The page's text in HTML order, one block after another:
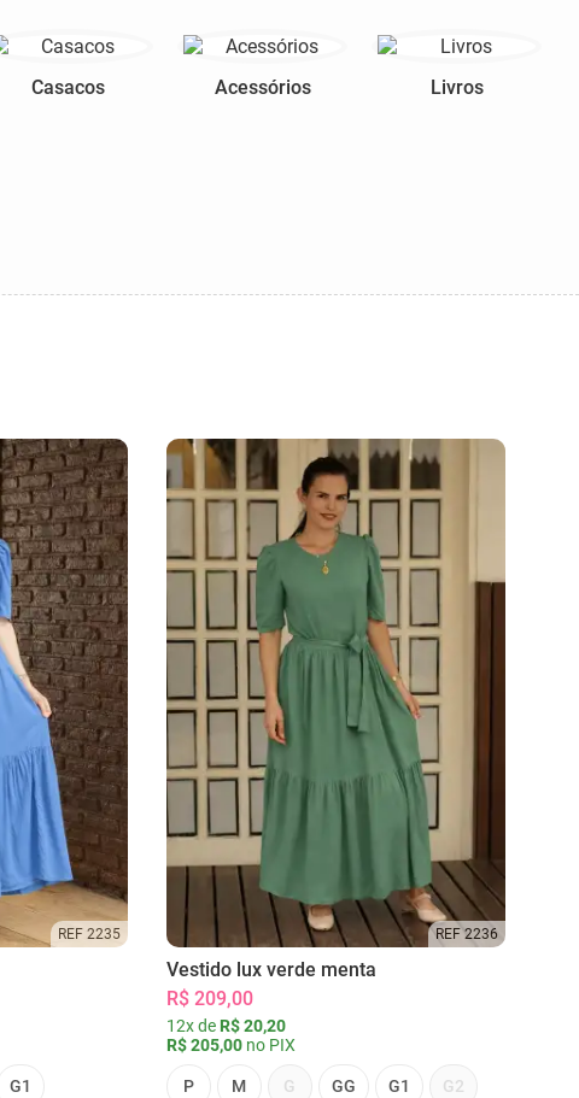
Casacos Acessórios Livros
REF 2235
G1
REF 2236
Vestido lux verde menta
R$ 209,00
12x de R$ 20,20
R$ 205,00no PIX
P M G GG G1 G2